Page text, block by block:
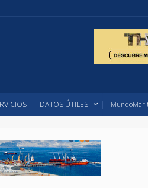
DATOS ÚTILES